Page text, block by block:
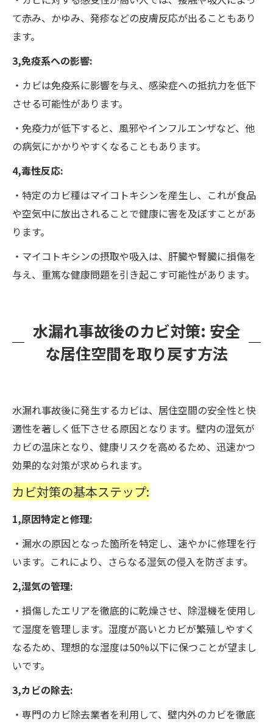
て赤み、かゆみ、発疹などの皮膚反応が出ることもあり
ます。
3,免疫系への影響:
・カビは免疫系に影響を与え、感染症への抵抗力を低下
させる可能性があります。
・免疫力が低下すると、風邪やインフルエンザなど、他
の病気にかかりやすくなることもあります。
4,毒性反応:
・特定のカビ種はマイコトキシンを産生し、これが食品
や空気中に放出されることで健康に害を及ぼすことがあ
ります。
・マイコトキシンの摂取や吸入は、肝臓や腎臓に損傷を
与え、重篤な健康問題を引き起こす可能性があります。
水漏れ事故後のカビ対策: 安全
な居住空間を取り戻す方法
水漏れ事故後に発生するカビは、居住空間の安全性と快
適性を著しく低下させる原因となります。壁内の湿気が
カビの温床となり、健康リスクを高めるため、迅速かつ
効果的な対策が求められます。
カビ対策の基本ステップ:
1,原因特定と修理:
・漏水の原因となった箇所を特定し、速やかに修理を行
います。これにより、さらなる湿気の侵入を防ぎます。
2,湿気の管理:
・損傷したエリアを徹底的に乾燥させ、除湿機を使用し
て湿度を管理します。湿度が高いとカビが繁殖しやすく
なるため、理想的な湿度は50%以下に保つことが望まし
いです。
3,カビの除去:
・専門のカビ除去業者を利用して、壁内外のカビを徹底